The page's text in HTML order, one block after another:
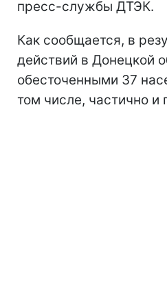
пресс-службы ДТЭК.
Как сообщается, в
действий в Донецкой
обесточенными 37
том числе, частично и